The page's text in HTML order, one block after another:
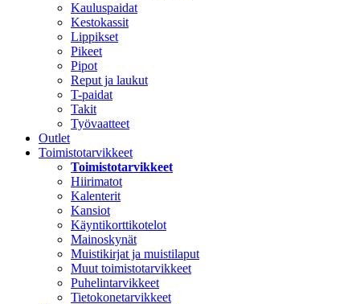
Kauluspaidat
Kestokassit
Lippikset
Pikeet
Pipot
Reput ja laukut
T-paidat
Takit
Työvaatteet
Outlet
Toimistotarvikkeet
Toimistotarvikkeet
Hiirimatot
Kalenterit
Kansiot
Käyntikorttikotelot
Mainoskynät
Muistikirjat ja muistilaput
Muut toimistotarvikkeet
Puhelintarvikkeet
Tietokonetarvikkeet